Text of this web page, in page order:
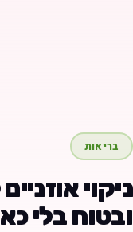
בריאות
בלי